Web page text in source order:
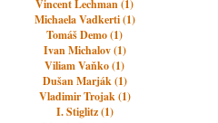
Vincent Lechman (1)
Michaela Vadkerti (1)
Tomáš Demo (1)
Ivan Michalov (1)
Viliam Vaňko (1)
Dušan Marják (1)
Vladimir Trojak (1)
I. Stiglitz (1)